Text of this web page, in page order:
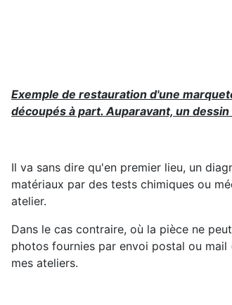
Exemple de restauration d'une
découpés à part. Auparavant, un
Il va sans dire qu'en premier lieu, un
matériaux par des tests chimiques ou
atelier.
Dans le cas contraire, où la pièce ne
photos fournies par envoi postal ou
mes ateliers.